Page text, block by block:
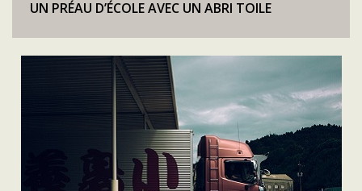
UN PRÉAU D’ÉCOLE AVEC UN ABRI TOILE